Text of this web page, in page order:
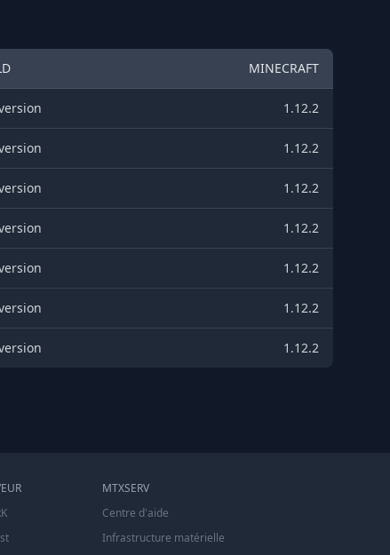
MINECRAFT
1.12.2
1.12.2
1.12.2
1.12.2
1.12.2
1.12.2
1.12.2
MTXSERV
Centre d'aide
Infrastructure matérielle